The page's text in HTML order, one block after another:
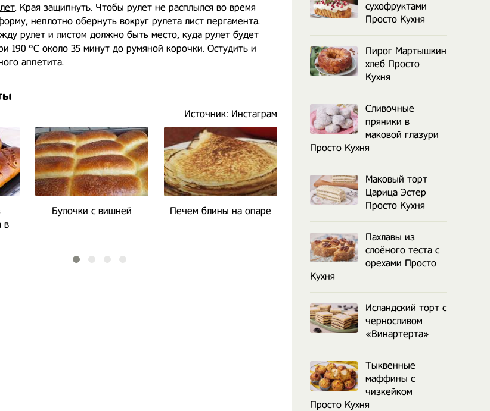
. Края защипнуть. Чтобы рулет не расплылся во время
неплотно обернуть вокруг рулета лист пергамента.
рулет и листом должно быть место, куда рулет будет
190 °C около 35 минут до румяной корочки. Остудить и
аппетита.
Источник: Инстаграм
в
Булочки с вишней Печем блины на опаре
Французский бурдалу
грушевый пирог
сухофруктами
Просто Кухня
Пирог Мартышкин
хлеб Просто
Кухня
Сливочные
пряники в
маковой глазури
Просто Кухня
Маковый торт
Царица Эстер
Просто Кухня
Пахлавы из
слоёного теста с
орехами Просто
Кухня
Исландский торт с
черносливом
«Винартерта»
Тыквенные
маффины с
чизкейком
Просто Кухня